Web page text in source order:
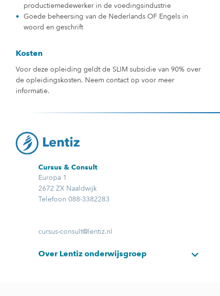
productiemedewerker in de voedingsindustrie
Goede beheersing van de Nederlands OF Engels in
woord en geschrift
Kosten
Voor deze opleiding geldt de SLIM subsidie van 90% over
de opleidingskosten. Neem contact op voor meer
informatie.
Cursus & Consult
Europa 1
2672 ZX Naaldwijk
Telefoon 088-3382283
cursus-consult@lentiz.nl
Over Lentiz onderwijsgroep